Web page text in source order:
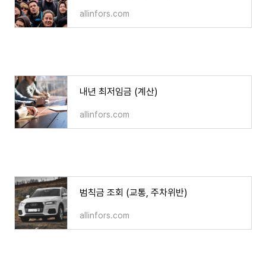
allinfors.com
내년 최저임금 (계산)
allinfors.com
범칙금 조회 (교통, 주차위반)
allinfors.com